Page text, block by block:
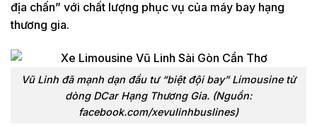
địa chấn” với chất lượng phục vụ của máy bay hạng
thương gia.
Vũ Linh đã mạnh dạn đầu tư “biệt đội bay” Limousine từ
dòng DCar Hạng Thương Gia. (Nguồn:
facebook.com/xevulinhbuslines)